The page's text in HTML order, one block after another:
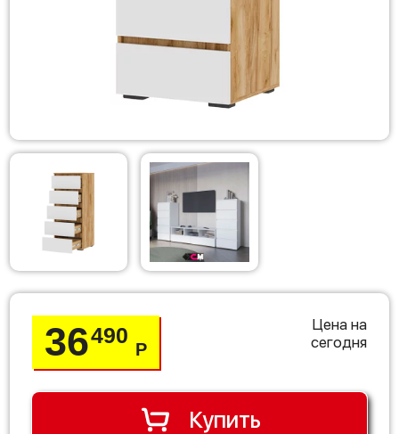
36490
Р
Цена на
сегодня
Купить